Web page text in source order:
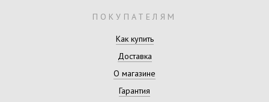
ПОКУПАТЕЛЯМ
Как купить
Доставка
О магазине
Гарантия